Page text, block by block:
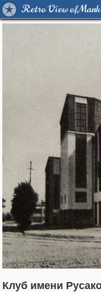
Retro View of
Клуб имени
1,406,257
319,779 8,286
20,925